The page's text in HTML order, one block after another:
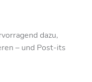
dazu,
– und Post-its